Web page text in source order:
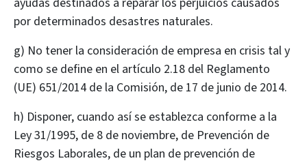
por determinados desastres naturales.
g) No tener la consideración de empresa en crisis tal y
como se define en el artículo 2.18 del Reglamento
(UE) 651/2014 de la Comisión, de 17 de junio de 2014.
h) Disponer, cuando así se establezca conforme a la
Ley 31/1995, de 8 de noviembre, de Prevención de
Riesgos Laborales, de un plan de prevención de